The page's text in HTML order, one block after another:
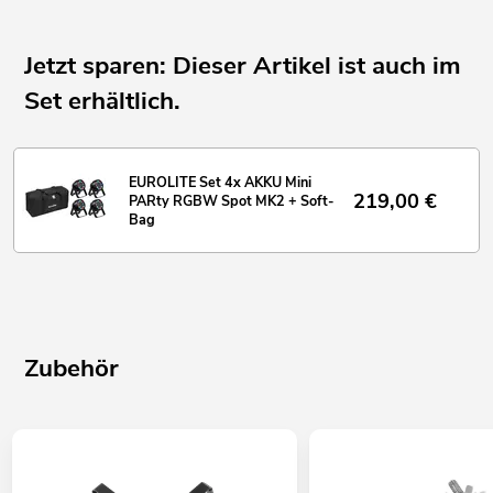
Jetzt sparen: Dieser Artikel ist auch im
Set erhältlich.
EUROLITE Set 4x AKKU Mini
PARty RGBW Spot MK2 + Soft-
Bag
219,00 €
Zubehör